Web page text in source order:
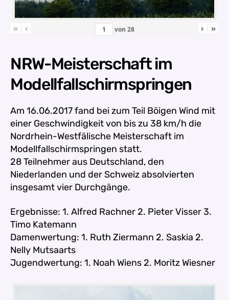
« ‹ von 28 › »
NRW-Meisterschaft im
Modellfallschirmspringen
Am 16.06.2017 fand bei zum Teil Böigen Wind mit
einer Geschwindigkeit von bis zu 38 km/h die
Nordrhein-Westfälische Meisterschaft im
Modellfallschirmspringen statt.
28 Teilnehmer aus Deutschland, den
Niederlanden und der Schweiz absolvierten
insgesamt vier Durchgänge.
Ergebnisse: 1. Alfred Rachner 2. Pieter Visser 3.
Timo Katemann
Damenwertung: 1. Ruth Ziermann 2. Saskia 2.
Nelly Mutsaarts
Jugendwertung: 1. Noah Wiens 2. Moritz Wiesner